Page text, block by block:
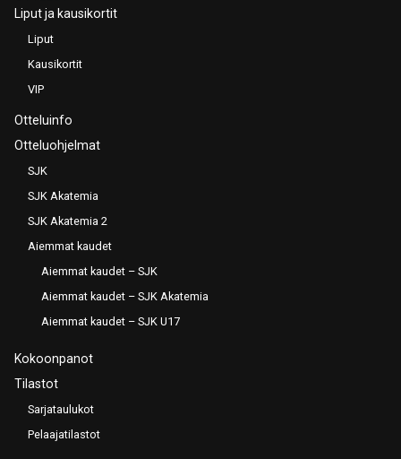
Liput ja kausikortit
Liput
Kausikortit
VIP
Otteluinfo
Otteluohjelmat
SJK
SJK Akatemia
SJK Akatemia 2
Aiemmat kaudet
Aiemmat kaudet – SJK
Aiemmat kaudet – SJK Akatemia
Aiemmat kaudet – SJK U17
Kokoonpanot
Tilastot
Sarjataulukot
Pelaajatilastot